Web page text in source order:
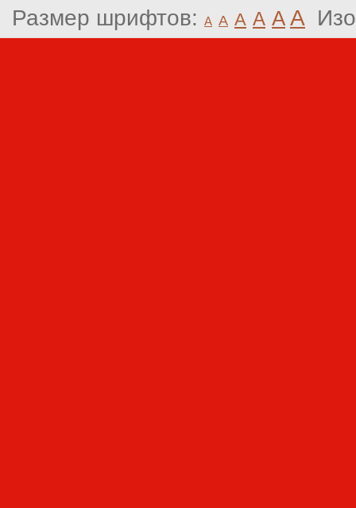
Размер шрифтов: A A A A A A